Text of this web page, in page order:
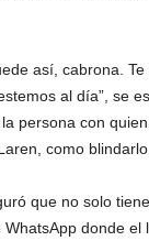
así, cabrona.
al día”, se
persona con
como blindarlo.
que no solo
donde el